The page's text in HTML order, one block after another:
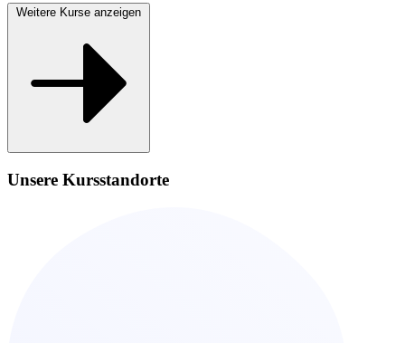
Weitere Kurse anzeigen
Unsere Kursstandorte